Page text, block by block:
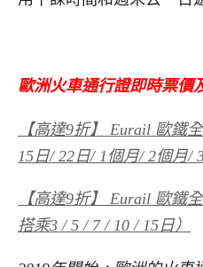
歐洲火車通行證即時票價
【高達9折】 Eurail 歐鐵
15日/ 22日/ 1個月/ 2個月/
【高達9折】 Eurail 歐鐵
搭乘3 / 5 / 7 / 10 / 15日）